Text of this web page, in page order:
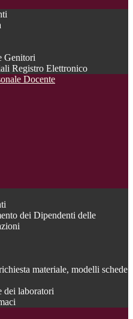
Genitori
Registro Elettronico
Docente
dei Dipendenti delle
materiale, modelli schede
dei laboratori